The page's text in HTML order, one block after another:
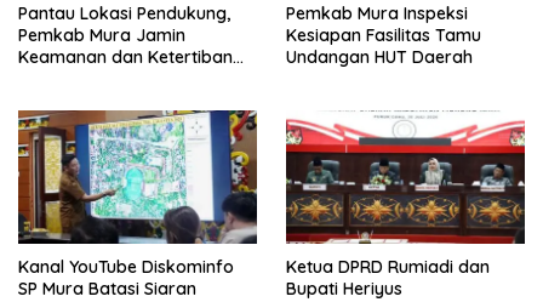
Pantau Lokasi Pendukung,
Pemkab Mura Jamin
Keamanan dan Ketertiban
Pemkab Mura Inspeksi
Kesiapan Fasilitas Tamu
Undangan HUT Daerah
Kanal YouTube Diskominfo
SP Mura Batasi Siaran
Ketua DPRD Rumiadi dan
Bupati Heriyus